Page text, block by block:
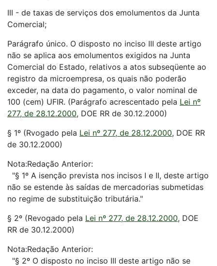
III - de taxas de serviços dos emolumentos da Junta
Comercial;
Parágrafo único. O disposto no inciso III deste artigo
não se aplica aos emolumentos exigidos na Junta
Comercial do Estado, relativos a atos subseqüente ao
registro da microempresa, os quais não poderão
exceder, na data do pagamento, o valor nominal de
100 (cem) UFIR. (Parágrafo acrescentado pela Lei nº
277, de 28.12.2000, DOE RR de 30.12.2000)
§ 1º (Rvogado pela Lei nº 277, de 28.12.2000, DOE RR
de 30.12.2000)
Nota:Redação Anterior:
"§ 1º A isenção prevista nos incisos I e II, deste artigo
não se estende às saídas de mercadorias submetidas
no regime de substituição tributária."
§ 2º (Revogado pela Lei nº 277, de 28.12.2000, DOE
RR de 30.12.2000)
Nota:Redação Anterior:
"§ 2º O disposto no inciso III deste artigo não se